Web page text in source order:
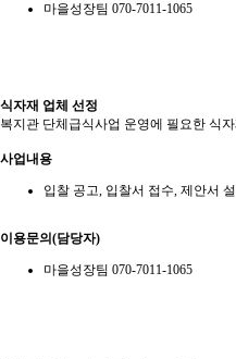
마을성장팀 070-7011-1065
식자재 업체 선정
복지관 단체급식사업 운영에 필요한 식
사업내용
입찰 공고, 입찰서 접수, 제안서
이용문의(담당자)
마을성장팀 070-7011-1065